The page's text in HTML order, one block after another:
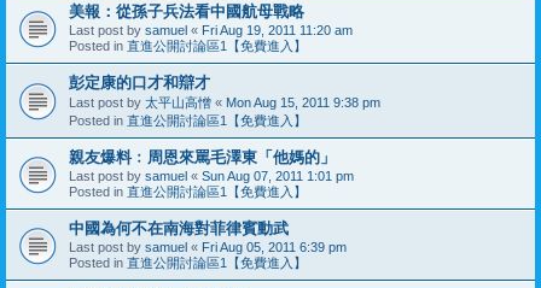
美報：從孫子兵法看中國航母戰略
Last post by samuel « Fri Aug 19, 2011 11:20 am
Posted in 直進公開討論區1【免費進入】
彭定康的口才和辯才
Last post by 太平山高憎 « Mon Aug 15, 2011 9:38 pm
Posted in 直進公開討論區1【免費進入】
親友爆料﹕周恩來罵毛澤東「他媽的」
Last post by samuel « Sun Aug 07, 2011 1:01 pm
Posted in 直進公開討論區1【免費進入】
中國為何不在南海對菲律賓動武
Last post by samuel « Fri Aug 05, 2011 6:39 pm
Posted in 直進公開討論區1【免費進入】